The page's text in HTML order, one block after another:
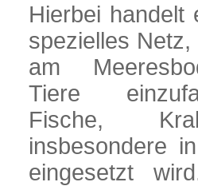
Hierbei handelt
spezielles
am
Tiere
Fische,
insbesondere
eingesetzt